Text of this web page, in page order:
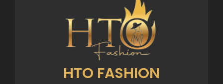
HTO FASHION